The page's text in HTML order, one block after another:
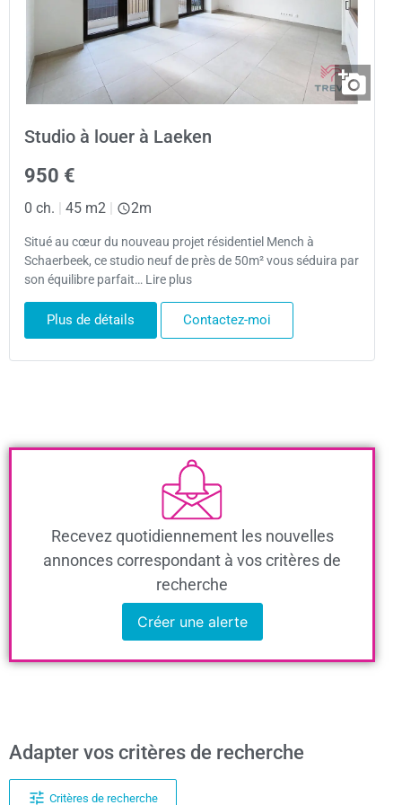
Studio à louer à Laeken
950 €
0 ch. 45 m2 2m
Situé au cœur du nouveau projet résidentiel Mench à
Schaerbeek, ce studio neuf de près de 50m² vous séduira par
son équilibre parfait… Lire plus
Plus de détails Contactez-moi
Recevez quotidiennement les nouvelles
annonces correspondant à vos critères de
recherche
Créer une alerte
Adapter vos critères de recherche
Critères de recherche